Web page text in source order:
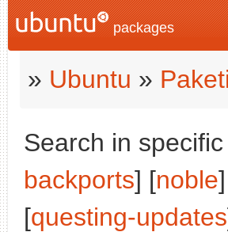
packages
» Ubuntu »
Search in
backports] [noble
[questing-updates